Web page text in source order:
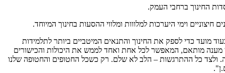
החינוך ברחבי העמק.
וימי היערכות למלווות ומלווי ההסעות בחינוך המיוחד.
מועד כדי לספק את החינוך והתנאים המיטביים ביותר לתלמידות
מענה מותאם, המאפשר לכל אחת ואחד לממש את היכולות והכישורים
ולצד כל ההתרגשות – הלב לא שלם. רק כשכל החטופים והחטופה שלנו